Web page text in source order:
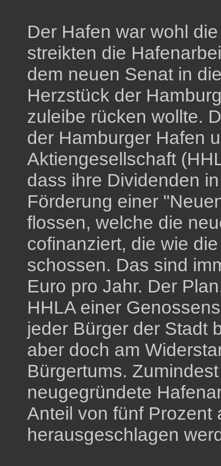
Der Hafen war wohl
streikten die
dem neuen Senat in
Herzstück der
zuleibe rücken wollte.
der Hamburger Hafen
Aktiengesellschaft
dass ihre Dividenden
Förderung einer
flossen, welche die
cofinanziert, die wie
schossen. Das sind
Euro pro Jahr. Der
HHLA einer
jeder Bürger der Stadt
aber doch am
Bürgertums.
neugegründete
Anteil von fünf Prozent
herausgeschlagen